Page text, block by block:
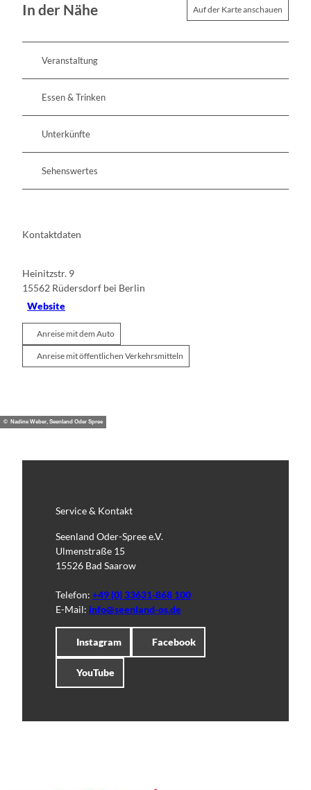
In der Nähe Auf der Karte anschauen
Veranstaltung
Essen & Trinken
Unterkünfte
Sehenswertes
Kontaktdaten
Heinitzstr. 9
15562 Rüdersdorf bei Berlin
Website
Anreise mit dem Auto
Anreise mit öffentlichen Verkehrsmitteln
© Nadine Weber, Seenland Oder Spree
Service & Kontakt
Seenland Oder-Spree e.V.
Ulmenstraße 15
15526 Bad Saarow
Telefon: +49 (0) 33631-868 100
E-Mail: info@seenland-os.de
Instagram Facebook
YouTube